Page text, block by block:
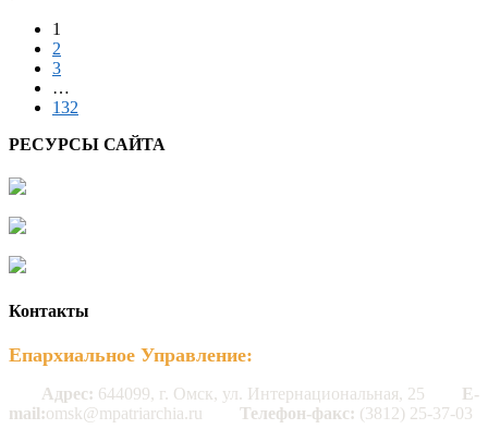
1
2
3
…
132
РЕСУРСЫ САЙТА
Контакты
Епархиальное Управление:
Адрес: 644099, г. Омск, ул. Интернациональная, 25
E-
mail:omsk@mpatriarchia.ru Телефон-факс: (3812) 25-37-03